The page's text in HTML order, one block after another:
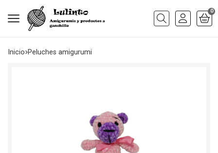
Buscar
0
Inicio peluches amigurumi